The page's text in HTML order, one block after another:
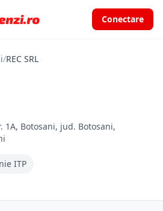
Conectare
/REC SRL
1A, Botosani, jud. Botosani,
ITP